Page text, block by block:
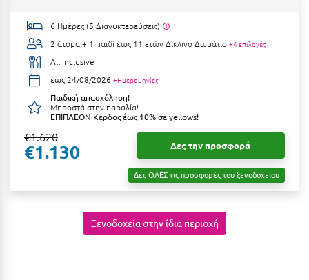
Καβάλα
Καλάβρυτα
Κάλαμος
Καμένα Βούρλα
6 Ημέρες (5 Διανυκτερεύσεις)
2 άτομα + 1 παιδί έως 11 ετώνΔίκλινο Δωμάτιο +4 επιλογές
All Inclusive
έως 24/08/2026 +Ημερομηνίες
Παιδική απασχόληση!
Μπροστά στην παραλία!
ΕΠΙΠΛΕΟΝ Κέρδος έως 10% σε yellows!
€1.620
€1.130 Δες την προσφορά
Δες ΟΛΕΣ τις προσφορές του ξενοδοχείου
Ξενοδοχεία στην ίδια περιοχή